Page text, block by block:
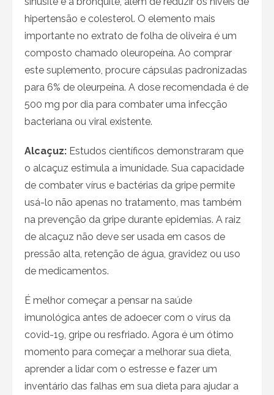
hipertensão e colesterol. O elemento mais
importante no extrato de folha de oliveira é um
composto chamado oleuropeína. Ao comprar
este suplemento, procure cápsulas padronizadas
para 6% de oleurpeína. A dose recomendada é de
500 mg por dia para combater uma infecção
bacteriana ou viral existente.
Alcaçuz: Estudos científicos demonstraram que
o alcaçuz estimula a imunidade. Sua capacidade
de combater vírus e bactérias da gripe permite
usá-lo não apenas no tratamento, mas também
na prevenção da gripe durante epidemias. A raiz
de alcaçuz não deve ser usada em casos de
pressão alta, retenção de água, gravidez ou uso
de medicamentos.
É melhor começar a pensar na saúde
imunológica antes de adoecer com o vírus da
covid-19, gripe ou resfriado. Agora é um ótimo
momento para começar a melhorar sua dieta,
aprender a lidar com o estresse e fazer um
inventário das falhas em sua dieta para ajudar a